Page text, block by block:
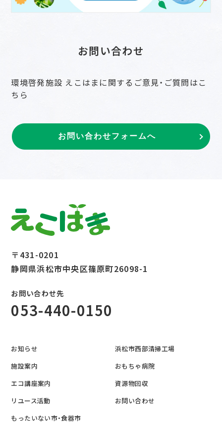
お問い合わせ
環境啓発施設 えこはまに関するご意見・ご質問はこ
ちら
お問い合わせフォームへ
〒431-0201
静岡県浜松市中央区篠原町26098-1
お問い合わせ先
053-440-0150
お知らせ
施設案内
エコ講座案内
リユース活動
もったいない市・食器市
浜松市西部清掃工場
おもちゃ病院
資源物回収
お問い合わせ